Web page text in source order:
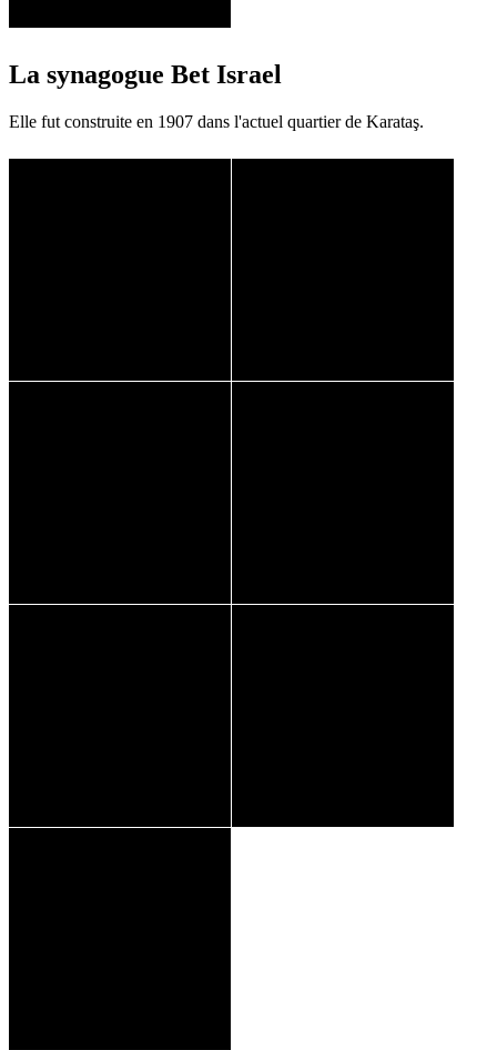
La synagogue Bet Israel
Elle fut construite en 1907 dans l'actuel quartier de Karataş.